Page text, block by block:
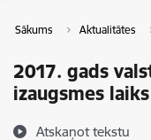
Sākums Aktualitātes
2017. gads
izaugsmes laiks
Atskaņot tekstu